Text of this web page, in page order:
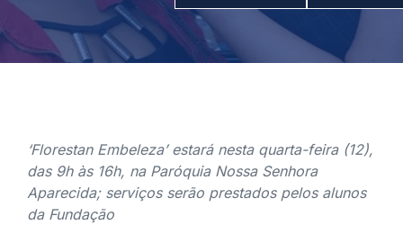
‘Florestan Embeleza’ estará nesta quarta-feira (12),
das 9h às 16h, na Paróquia Nossa Senhora
Aparecida; serviços serão prestados pelos alunos
da Fundação